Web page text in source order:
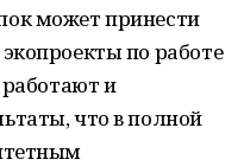
может принести
по работе
и
что в полной